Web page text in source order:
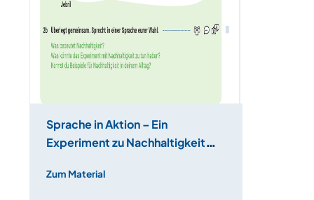
Sprache in Aktion – Ein
Experiment zu Nachhaltigkeit
Zum Material